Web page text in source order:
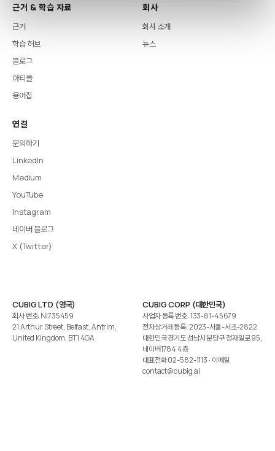
근거 & 학습 자료
근거
학습 허브
블로그
아티클
용어집
회사
회사 소개
뉴스
연결
문의하기
LinkedIn
Medium
YouTube
Instagram
네이버 블로그
X (Twitter)
CUBIG LTD (영국)
회사 번호: NI735459
21 Arthur Street, Belfast, Antrim,
United Kingdom, BT1 4GA
CUBIG CORP (대한민국)
사업자 등록 번호: 133-81-45679
전자상거래 등록: 2023-서울-서초-2822
대한민국 경기도 성남시 분당구 정자일로 95,
네이버1784 4층
대표전화02-582-1113 · 이메일
contact@cubig.ai